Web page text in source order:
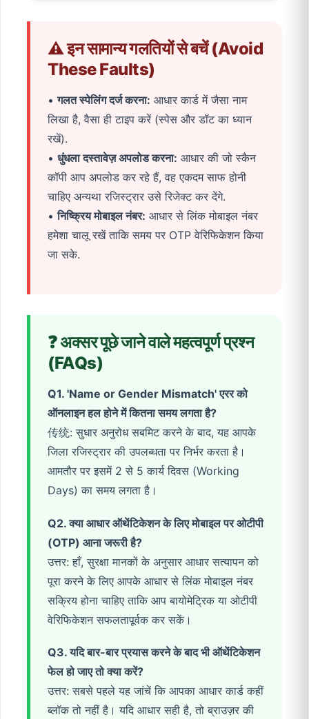
⚠️ इन सामान्य गलतियों से बचें (Avoid
These Faults)
•गलत स्पेलिंग दर्ज करना: आधार कार्ड में जैसा नाम
लिखा है, वैसा ही टाइप करें (स्पेस और डॉट का ध्यान
रखें).
• धुंधला दस्तावेज़ अपलोड करना: आधार की जो स्कैन
कॉपी आप अपलोड कर रहे हैं, वह एकदम साफ होनी
चाहिए अन्यथा रजिस्ट्रार उसे रिजेक्ट कर देंगे.
•निष्क्रिय मोबाइल नंबर: आधार से लिंक मोबाइल नंबर
हमेशा चालू रखें ताकि समय पर OTP वेरिफिकेशन किया
जा सके.
❓ अक्सर पूछे जाने वाले महत्वपूर्ण प्रश्न
(FAQs)
Q1. 'Name or Gender Mismatch' एरर को
ऑनलाइन हल होने में कितना समय लगता है?
传统: सुधार अनुरोध सबमिट करने के बाद, यह आपके
जिला रजिस्ट्रार की उपलब्धता पर निर्भर करता है।
आमतौर पर इसमें 2 से 5 कार्य दिवस (Working
Days) का समय लगता है।
Q2. क्या आधार ऑथेंटिकेशन के लिए मोबाइल पर ओटीपी
(OTP) आना जरूरी है?
उत्तर: हाँ, सुरक्षा मानकों के अनुसार आधार सत्यापन को
पूरा करने के लिए आपके आधार से लिंक मोबाइल नंबर
सक्रिय होना चाहिए ताकि आप बायोमेट्रिक या ओटीपी
वेरिफिकेशन सफलतापूर्वक कर सकें।
Q3. यदि बार-बार प्रयास करने के बाद भी ऑथेंटिकेशन
फेल हो जाए तो क्या करें?
उत्तर: सबसे पहले यह जांचें कि आपका आधार कार्ड कहीं
ब्लॉक तो नहीं है। यदि आधार सही है, तो ब्राउज़र की